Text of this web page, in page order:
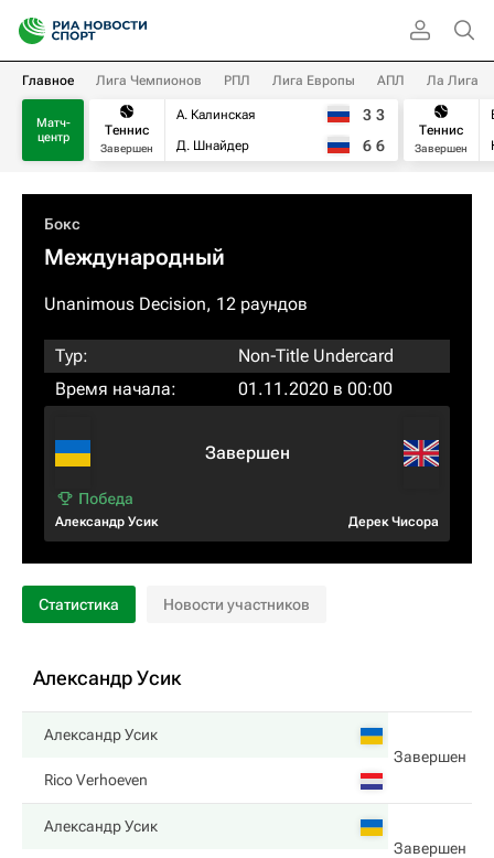
Главное Лига Чемпионов РПЛ Лига Европы АПЛ Ла Лига
Матч-
центр
Теннис
Завершен
А. Калинская
Д. Шнайдер
3 3
6 6
Теннис
Завершен
Бокс
Международный
Unanimous Decision, 12 раундов
Тур:
Non-Title Undercard
Время начала:
01.11.2020 в 00:00
Александр Усик
Завершен
Дерек Чисора
Статистика Новости участников
Александр Усик
Александр Усик
Завершен
Rico Verhoeven
Александр Усик
Завершен